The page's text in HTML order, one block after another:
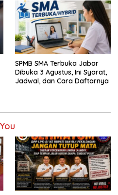
SPMB SMA Terbuka Jabar
Dibuka 3 Agustus, Ini Syarat,
Jadwal, dan Cara Daftarnya